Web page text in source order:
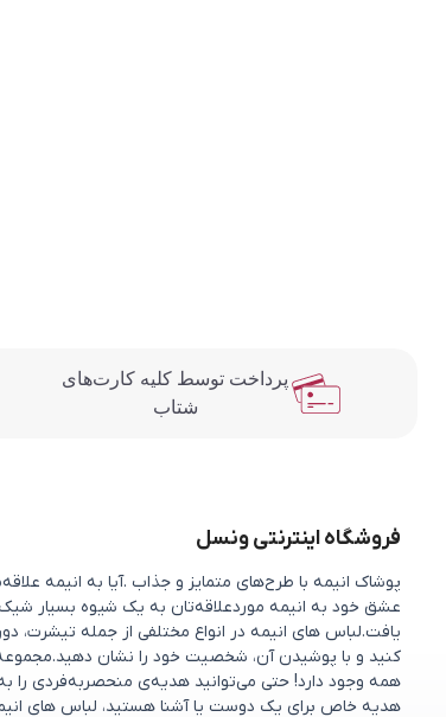
پرداخت توسط کلیه کارت‌های
شتاب
فروشگاه اینترنتی ونسل
پوشاک انیمه با طرح‌های متمایز و جذاب .آیا به انیمه
عشق خود به انیمه موردعلاقه‌تان به یک شیوه بسیار شیک
یافت.لباس های انیمه در انواع مختلفی از جمله
کنید و با پوشیدن آن، شخصیت خود را نشان دهید.مجموعه
همه وجود دارد! حتی می‌توانید هدیه‌ی منحصربه‌فردی را
هدیه خاص برای یک دوست یا آشنا هستید، لباس های